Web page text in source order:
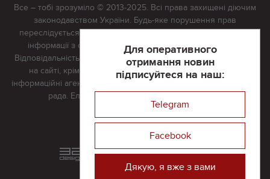
Для оперативного
отримання новин
підписуйтеся на наш:
Telegram
Facebook
Дякую, я вже з вами
Все – тобі зрозуміло © 2013-2025. Всі права захищені діючим
законодавством України. Будь-яке порушення прав
переслідується в судовому порядку. Будь-яке відтворення
інформації з сайту тільки з письмово дозволу редакції.
Відповідальність за достовірність усіх матеріалів, розміщених
на сайті, крім матеріалів, які містять посилання на інші
інформаційні агентства або інтернет-видання, несе редакційна
рада. Електронна пошта:
Реклама на сайті
Розроблений та підтримується